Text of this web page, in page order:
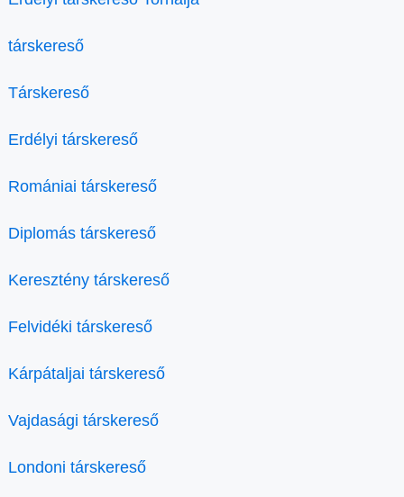
társkereső
Társkereső
Erdélyi társkereső
Romániai társkereső
Diplomás társkereső
Keresztény társkereső
Felvidéki társkereső
Kárpátaljai társkereső
Vajdasági társkereső
Londoni társkereső